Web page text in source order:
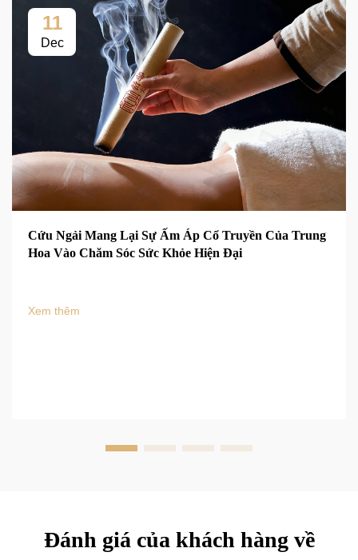
11
Dec
Cứu Ngải Mang Lại Sự Ấm Áp Cổ Truyền Của Trung
Hoa Vào Chăm Sóc Sức Khỏe Hiện Đại
Xem thêm
Đánh giá của khách hàng về